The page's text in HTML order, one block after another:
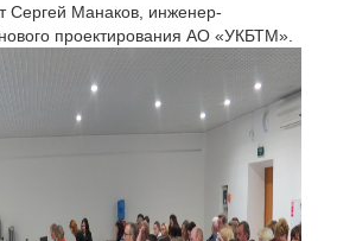
Сергей Манаков, инженер-
нового проектирования АО «УКБТМ».